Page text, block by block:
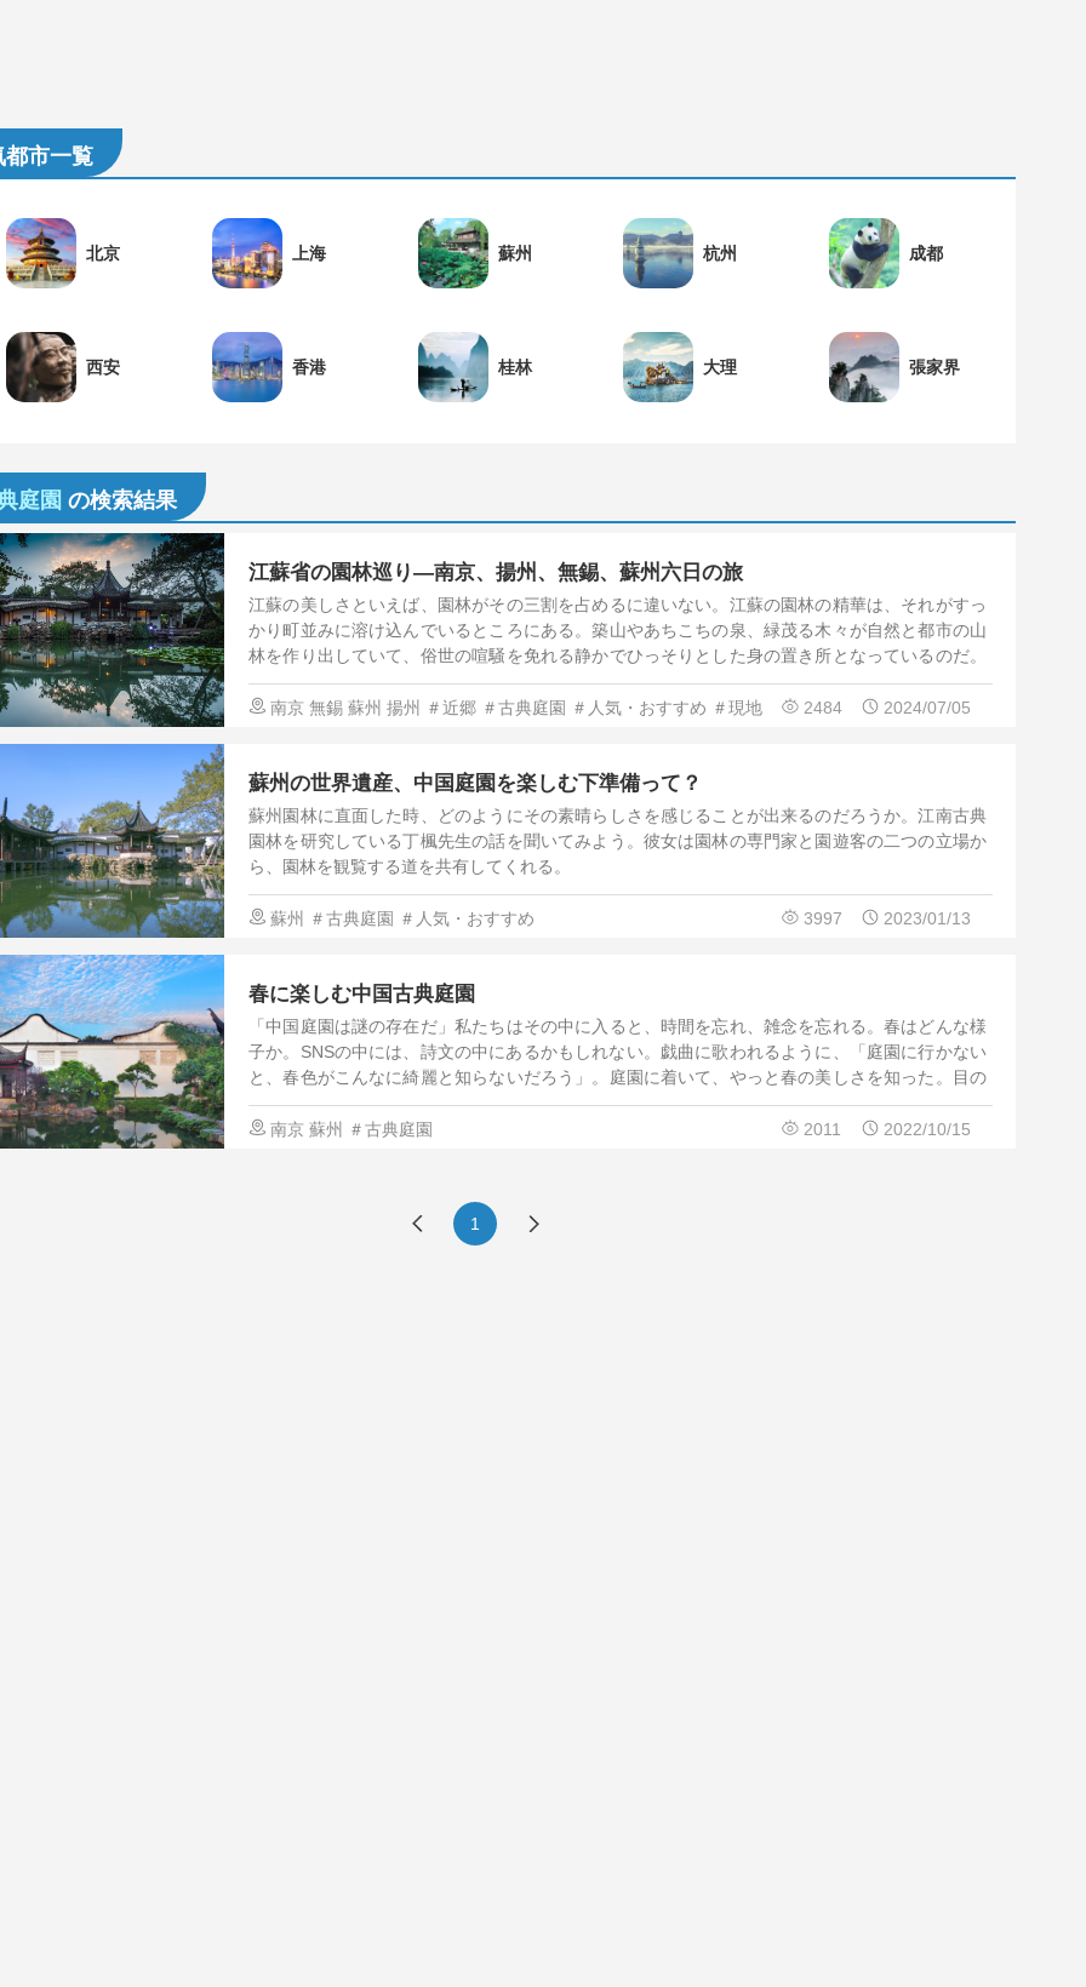
都市一覧
北京 上海 蘇州 杭州 成都
西安 香港 桂林 大理 張家界
庭園 の検索結果
江蘇省の園林巡り―南京、揚州、無錫、蘇州六日の旅
江蘇の美しさといえば、園林がその三割を占めるに違いない。江蘇の園林の精華は、それがすっ
かり町並みに溶け込んでいるところにある。築山やあちこちの泉、緑茂る木々が自然と都市の山
林を作り出していて、俗世の喧騒を免れる静かでひっそりとした身の置き所となっているのだ。
今回の行程では南京、揚州、無錫、蘇州の４市に向かい、園林の雅趣を鑑賞し、雄大な歴史を眺
め、水郷の静謐さを感じて、舌で美味しさを味わおう。ひょっとしたらあなたは娯楽と休息の園
南京 無錫 蘇州 揚州 ＃近郷 ＃古典庭園 ＃人気・おすすめ ＃現地 2484 2024/07/05
蘇州の世界遺産、中国庭園を楽しむ下準備って？
蘇州園林に直面した時、どのようにその素晴らしさを感じることが出来るのだろうか。江南古典
園林を研究している丁楓先生の話を聞いてみよう。彼女は園林の専門家と園遊客の二つの立場か
ら、園林を観覧する道を共有してくれる。
蘇州 ＃古典庭園 ＃人気・おすすめ 3997 2023/01/13
春に楽しむ中国古典庭園
「中国庭園は謎の存在だ」私たちはその中に入ると、時間を忘れ、雑念を忘れる。春はどんな様
子か。SNSの中には、詩文の中にあるかもしれない。戯曲に歌われるように、「庭園に行かない
と、春色がこんなに綺麗と知らないだろう」。庭園に着いて、やっと春の美しさを知った。目の
前の美しい景色は、人を喜ばせ、慰めることができるからだ。
南京 蘇州 ＃古典庭園 2011 2022/10/15
1